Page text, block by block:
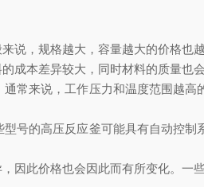
，规格越大，容量越大的价格也
本差异较大，同时材料的质量也
常来说，工作压力和温度范围越
号的高压反应釜可能具有自动控
此价格也会因此而有所变化。一